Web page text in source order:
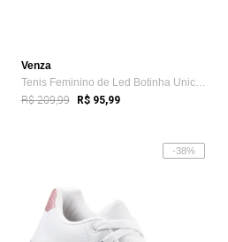
Venza
Tenis Feminino de Led Botinha Unicornio ...
R$ 209,99 R$ 95,99
-38%